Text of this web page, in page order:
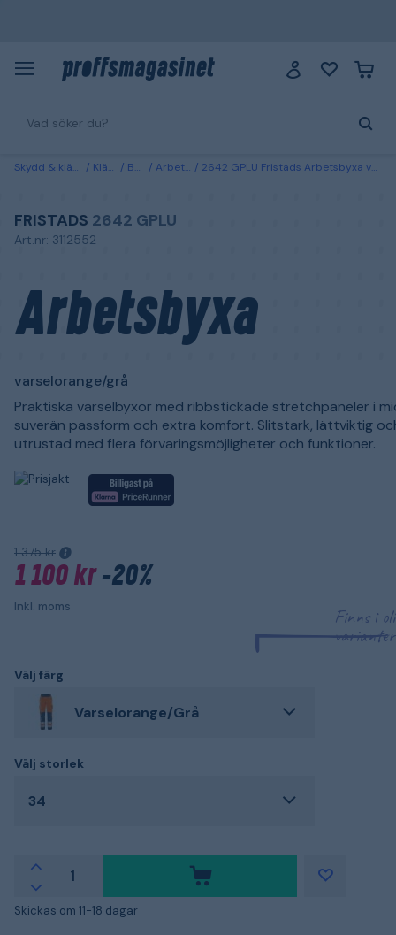
Skydd & kläder Kläder Byxor Arbetsbyxor 2642 GPLU Fristads Arbetsbyxa varselorange/grå Varselorange/Grå
FRISTADS 2642 GPLU
Art.nr: 3112552
Arbetsbyxa
varselorange/grå
Praktiska varselbyxor med ribbstickade stretchpaneler i
suverän passform och extra komfort. Slitstark, lättviktig
utrustad med flera förvaringsmöjligheter och funktioner.
1 375 kr
1 100 kr-20%
Inkl. moms
Finns i
varianter
Välj färg
Varselorange/Grå
Välj storlek
34
Skickas om 11-18 dagar